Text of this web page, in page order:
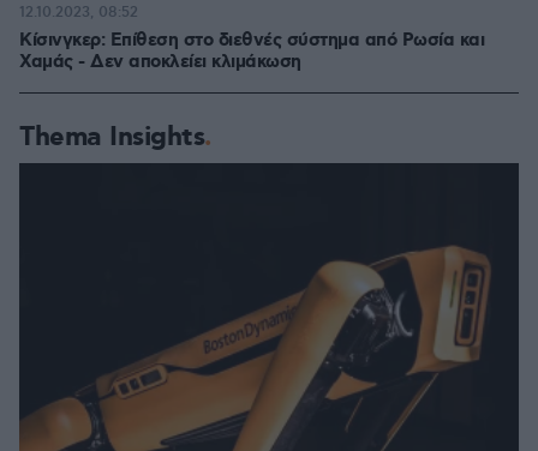
Κίσινγκερ: Επίθεση στο διεθνές σύστημα από Ρωσία και
Χαμάς - Δεν αποκλείει κλιμάκωση
12.10.2023, 08:52
Thema Insights